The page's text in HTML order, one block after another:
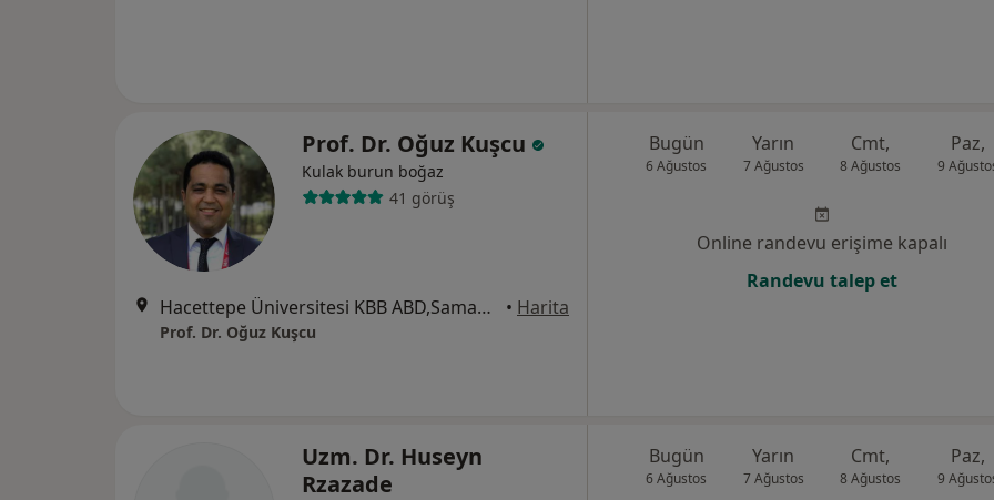
Prof. Dr. Oğuz Kuşcu
Kulak burun boğaz
41 görüş
Hacettepe Üniversitesi KBB ABD,Samanpazarı Mah, 06620, Ankara • Harita
Prof. Dr. Oğuz Kuşcu
Bugün
6 Ağustos
Yarın
7 Ağustos
Cmt,
8 Ağustos
Paz,
9
Online randevu erişime kapalı
Randevu talep et
Uzm. Dr. Huseyn
Rzazade
Bugün
6 Ağustos
Yarın
7 Ağustos
Cmt,
8 Ağustos
Paz,
9